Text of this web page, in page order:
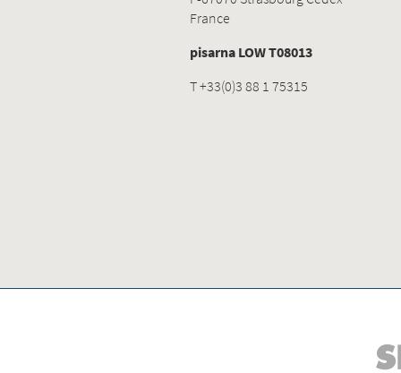
France
pisarna LOW T08013
T +33(0)3 88 1 75315